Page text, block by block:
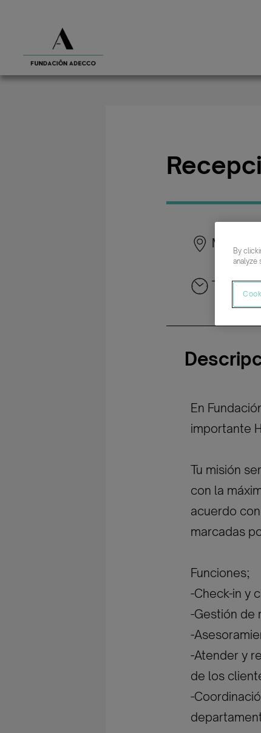
Málaga
Tiempo
En
importante
Tu misión
con la
acuerdo
marcadas
Funciones;
-Check-in y
-Gestión de
-
-Atender y
de los
-
By
analyze